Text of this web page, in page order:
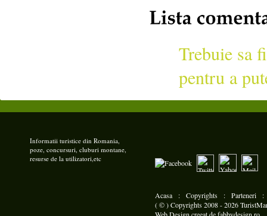
Trebuie sa
pentru a
Informatii turistice din Romania,
poze, concursuri, cluburi montane,
resurse de la utilizatori,etc
Acasa: Copyrights : Parteneri
( © ) Copyrights 2008 - 2026